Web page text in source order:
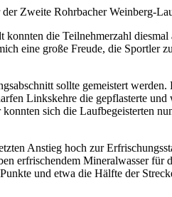
Zweite Rohrbacher Weinberg-
die Teilnehmerzahl
eine große Freude, die Sportler
sollte gemeistert
Linkskehre die gepflasterte
sich die Laufbegeisterten
Anstieg hoch zur
erfrischendem Mineralwasser für
und etwa die Hälfte der